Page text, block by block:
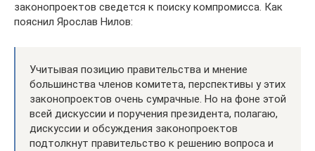
законопроектов сведется к поиску компромисса. Как
пояснил Ярослав Нилов:
Учитывая позицию правительства и мнение
большинства членов комитета, перспективы у этих
законопроектов очень сумрачные. Но на фоне этой
всей дискуссии и поручения президента, полагаю,
дискуссии и обсуждения законопроектов
подтолкнут правительство к решению вопроса и